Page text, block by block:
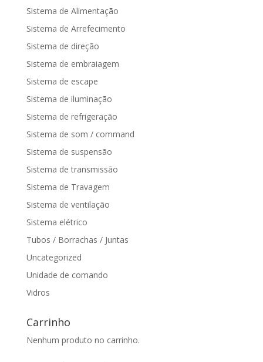
Sistema de Alimentação
Sistema de Arrefecimento
Sistema de direção
Sistema de embraiagem
Sistema de escape
Sistema de iluminação
Sistema de refrigeração
Sistema de som / command
Sistema de suspensão
Sistema de transmissão
Sistema de Travagem
Sistema de ventilação
Sistema elétrico
Tubos / Borrachas / Juntas
Uncategorized
Unidade de comando
Vidros
Carrinho
Nenhum produto no carrinho.